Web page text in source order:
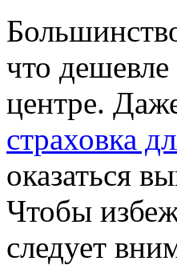
что
центре.
страховка
оказаться
Чтобы
следует